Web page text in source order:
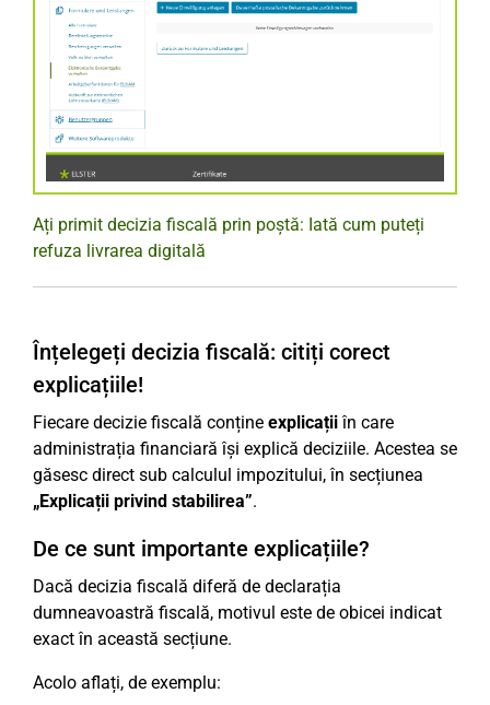
Ați primit decizia fiscală prin poștă: Iată cum puteți
refuza livrarea digitală
Înțelegeți decizia fiscală: citiți corect
explicațiile!
Fiecare decizie fiscală conține explicațiiîn care
administrația financiară își explică deciziile. Acestea se
găsesc direct sub calculul impozitului, în secțiunea
„Explicații privind stabilirea”.
De ce sunt importante explicațiile?
Dacă decizia fiscală diferă de declarația
dumneavoastră fiscală, motivul este de obicei indicat
exact în această secțiune.
Acolo aflați, de exemplu: